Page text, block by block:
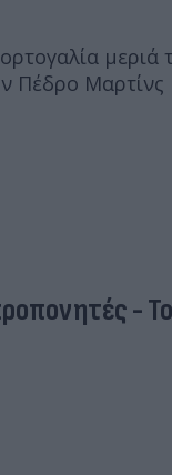
μεριά
Πέδρο Μαρτίνς
-